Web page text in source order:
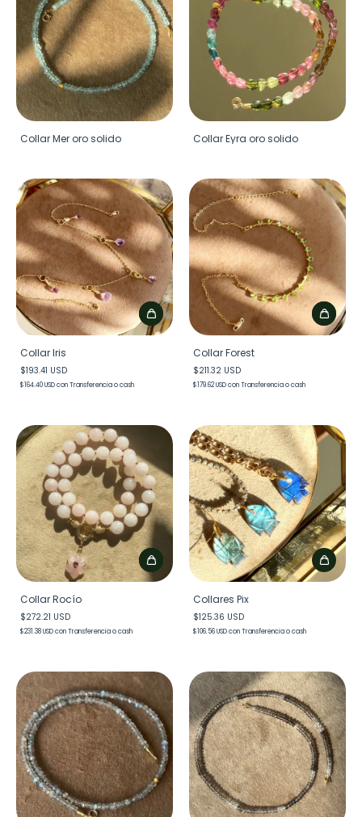
Collar Mer oro solido Collar Eyra oro solido
Collar Iris
$193.41 USD
$164.40 USDconTransferencia o cash
Collar Forest
$211.32 USD
$179.62 USDconTransferencia o cash
Collar Rocío
$272.21 USD
$231.38 USDconTransferencia o cash
Collares Pix
$125.36 USD
$106.56 USDconTransferencia o cash